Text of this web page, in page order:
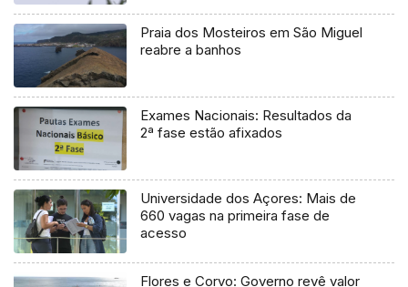
Praia dos Mosteiros em São Miguel
reabre a banhos
Exames Nacionais: Resultados da
2ª fase estão afixados
Universidade dos Açores: Mais de
660 vagas na primeira fase de
acesso
Flores e Corvo: Governo revê valor